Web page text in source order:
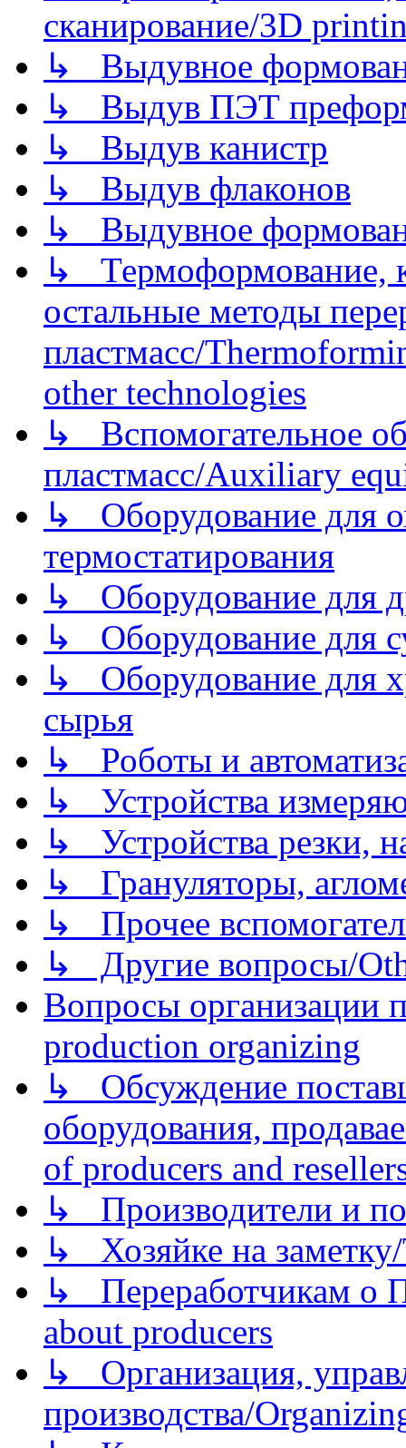
сканирование/3D
↳ Выдувное
↳ Выдув ПЭТ
↳ Выдув канистр
↳ Выдув флаконов
↳ Выдувное
↳ Термоформование,
остальные методы
пластмасс/
other technologies
↳ Вспомогательное
пластмасс/Auxiliary
↳ Оборудование для
термостатирования
↳ Оборудование для
↳ Оборудование для
↳ Оборудование для
сырья
↳ Роботы и
↳ Устройства
↳ Устройства резки,
↳ Грануляторы,
↳ Прочее
↳ Другие вопросы/
Вопросы организации
production organizing
↳ Обсуждение
оборудования,
of producers and
↳ Производители и
↳ Хозяйке на
↳ Переработчикам о
about producers
↳ Организация,
производства/